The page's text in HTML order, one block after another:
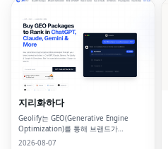
지리화하다
Geolify는 GEO(Generative Engine
Optimization)를 통해 브랜드가
ChatGPT, Gemini, Claude 및 Perplexity
2026-08-07